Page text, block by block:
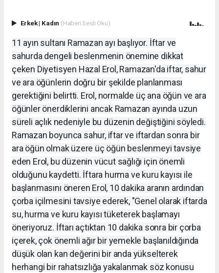
Erkek| Kadın (Haberi Sesli Oku)
11 ayın sultanı Ramazan ayı başlıyor. İftar ve
sahurda dengeli beslenmenin önemine dikkat
çeken Diyetisyen Hazal Erol, Ramazan'da iftar, sahur
ve ara öğünlerin doğru bir şekilde planlanması
gerektiğini belirtti. Erol, normalde üç ana öğün ve ara
öğünler önerdiklerini ancak Ramazan ayında uzun
süreli açlık nedeniyle bu düzenin değiştiğini söyledi.
Ramazan boyunca sahur, iftar ve iftardan sonra bir
ara öğün olmak üzere üç öğün beslenmeyi tavsiye
eden Erol, bu düzenin vücut sağlığı için önemli
olduğunu kaydetti. İftara hurma ve kuru kayısı ile
başlanmasını öneren Erol, 10 dakika aranın ardından
çorba içilmesini tavsiye ederek, "Genel olarak iftarda
su, hurma ve kuru kayısı tüketerek başlamayı
öneriyoruz. İftarı açtıktan 10 dakika sonra bir çorba
içerek, çok önemli ağır bir yemekle başlanıldığında
düşük olan kan değerini bir anda yükselterek
herhangi bir rahatsızlığa yakalanmak söz konusu